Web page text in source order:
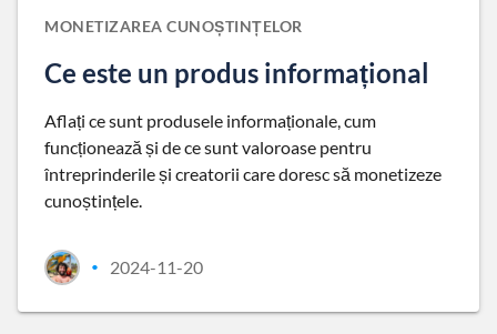
MONETIZAREA CUNOȘTINȚELOR
Ce este un produs informațional
Aflați ce sunt produsele informaționale, cum
funcționează și de ce sunt valoroase pentru
întreprinderile și creatorii care doresc să monetizeze
cunoștințele.
• 2024-11-20